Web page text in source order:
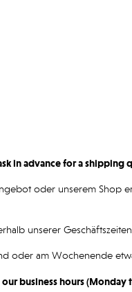
in advance for a
oder unserem
unserer
oder am Wochenende
business hours